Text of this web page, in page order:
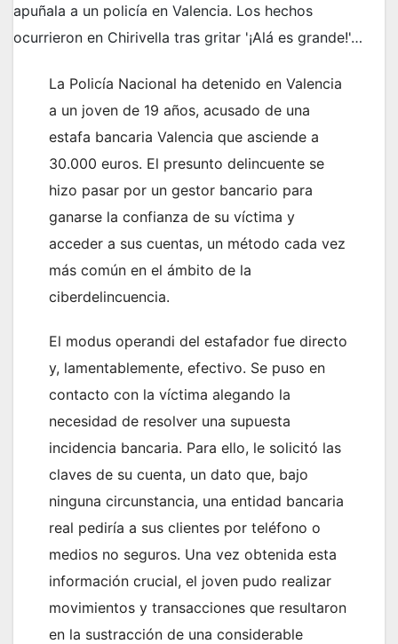
apuñala a un policía en Valencia. Los hechos
ocurrieron en Chirivella tras gritar '¡Alá es grande!'…
La Policía Nacional ha detenido en Valencia
a un joven de 19 años, acusado de una
estafa bancaria Valencia que asciende a
30.000 euros. El presunto delincuente se
hizo pasar por un gestor bancario para
ganarse la confianza de su víctima y
acceder a sus cuentas, un método cada vez
más común en el ámbito de la
ciberdelincuencia.
El modus operandi del estafador fue directo
y, lamentablemente, efectivo. Se puso en
contacto con la víctima alegando la
necesidad de resolver una supuesta
incidencia bancaria. Para ello, le solicitó las
claves de su cuenta, un dato que, bajo
ninguna circunstancia, una entidad bancaria
real pediría a sus clientes por teléfono o
medios no seguros. Una vez obtenida esta
información crucial, el joven pudo realizar
movimientos y transacciones que resultaron
en la sustracción de una considerable